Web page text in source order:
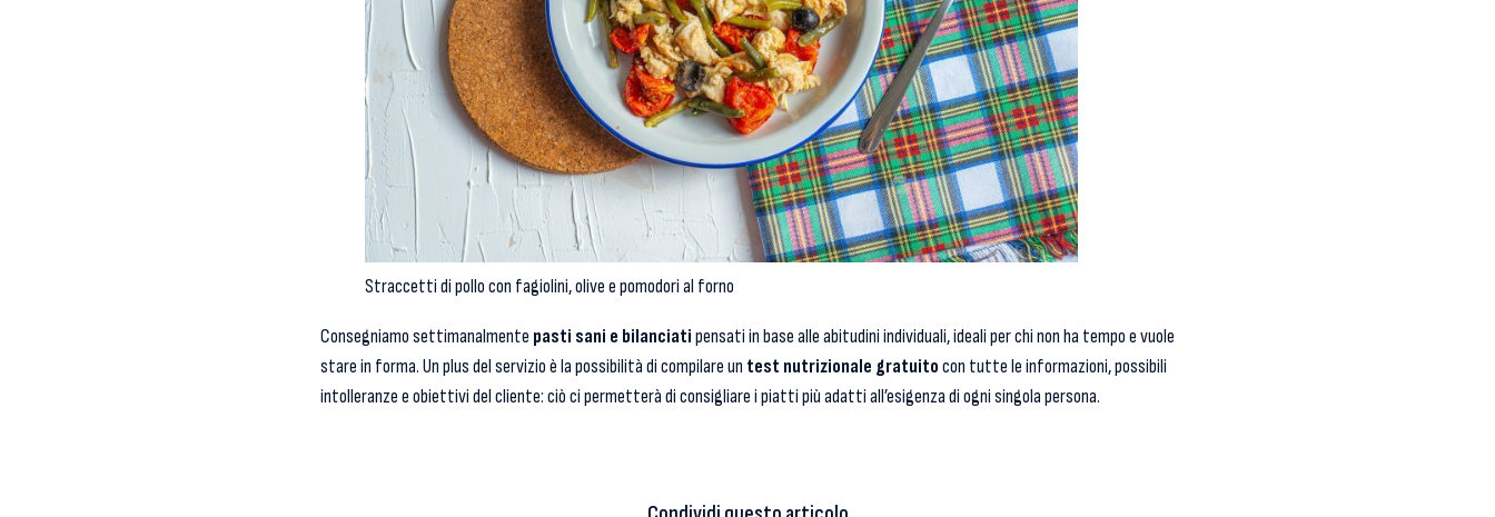
Straccetti di pollo con fagiolini, olive e pomodori al forno
Consegniamo settimanalmente pasti sani e bilanciatipensati in base alle abitudini individuali, ideali per chi non ha tempo e vuole
stare in forma. Un plus del servizio è la possibilità di compilare un test nutrizionale gratuitocon tutte le informazioni, possibili
intolleranze e obiettivi del cliente: ciò ci permetterà di consigliare i piatti più adatti all’esigenza di ogni singola persona.